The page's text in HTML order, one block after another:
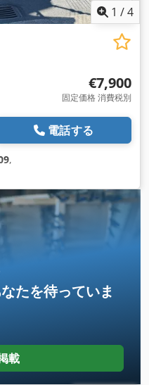
1 /4
€7,900
固定価格 消費税別
電話する
,
たを待っていま
載